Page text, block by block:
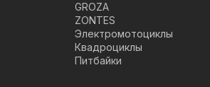
GROZA
ZONTES
Электромотоциклы
Квадроциклы
Питбайки